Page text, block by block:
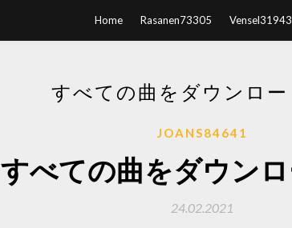
Home Rasanen73305 Vensel31943
すべての曲をダウンロー
JOANS84641
すべての曲をダウン
24.02.2021